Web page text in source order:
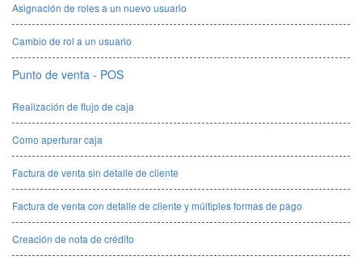
Asignación de roles a un nuevo usuario
Cambio de rol a un usuario
Punto de venta - POS
Realización de flujo de caja
Como aperturar caja
Factura de venta sin detalle de cliente
Factura de venta con detalle de cliente y múltiples formas de pago
Creación de nota de crédito